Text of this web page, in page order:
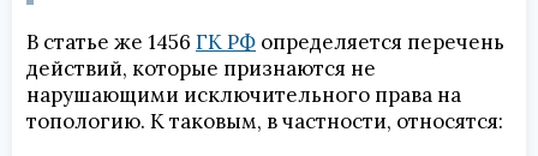
В статье же 1456 ГК РФ определяется перечень
действий, которые признаются не
нарушающими исключительного права на
топологию. К таковым, в частности, относятся: